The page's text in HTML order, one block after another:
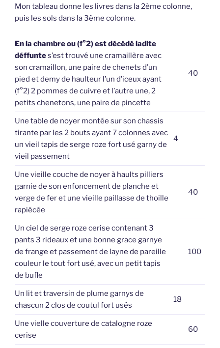
Mon tableau donne les livres dans la 2ème colonne,
puis les sols dans la 3ème colonne.
En la chambre ou (f°2) est décédé ladite
déffuntes’est trouvé une cramaillère avec
son cramaillon, une paire de chenets d’un
pied et demy de haulteur l’un d’iceux ayant
(f°2) 2 pommes de cuivre et l’autre une, 2
petits chenetons, une paire de pincette
40
Une table de noyer montée sur son chassis
tirante par les 2 bouts ayant 7 colonnes avec
un vieil tapis de serge roze fort usé garny de
vieil passement
4
Une vieille couche de noyer à haults pilliers
garnie de son enfoncement de planche et
verge de fer et une vieille paillasse de thoille
rapiécée
40
Un ciel de serge roze cerise contenant 3
pants 3 rideaux et une bonne grace garnye
de frange et passement de layne de pareille
couleur le tout fort usé, avec un petit tapis
de bufle
100
Un lit et traversin de plume garnys de
chascun 2 clos de coutul fort usés
18
Une vielle couverture de catalogne roze
cerise
60